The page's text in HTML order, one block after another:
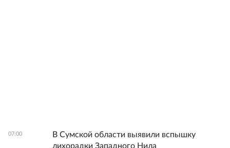
07:00
В Сумской области выявили вспышку
лихорадки Западного Нила